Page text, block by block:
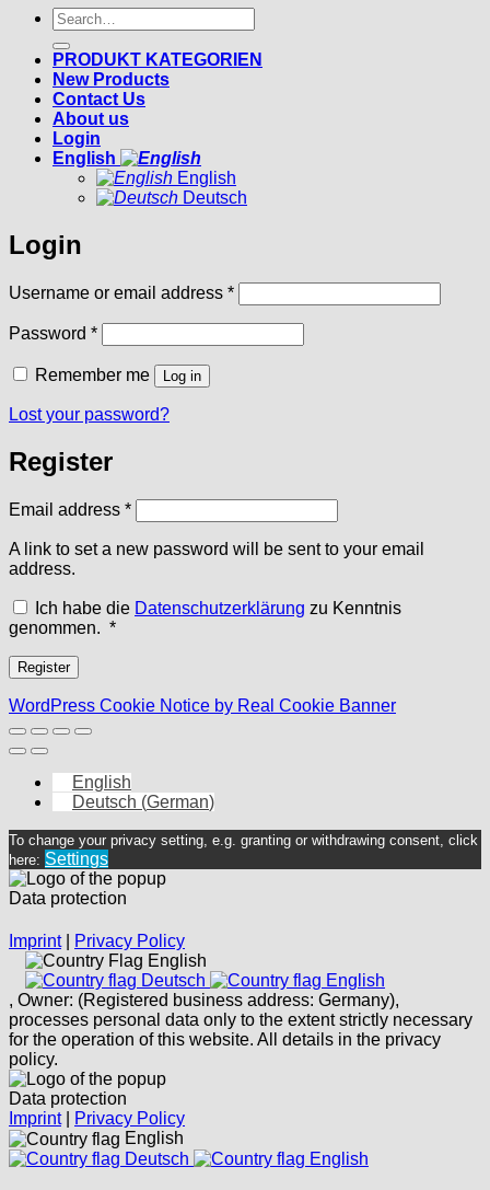
Search
for:
PRODUKT KATEGORIEN
New Products
Contact Us
About us
Login
English
English
Deutsch
Login
Username or email address *Required
Password *Required
Remember me Log in
Lost your password?
Register
Email address *Required
A link to set a new password will be sent to your email
address.
Ich habe die Datenschutzerklärung zu Kenntnis
genommen. *Required
Register
WordPress Cookie Notice by Real Cookie Banner
English
Deutsch (German)
To change your privacy setting, e.g. granting or withdrawing consent, click
here: Settings
Data protection
Imprint
Privacy Policy
English
Deutsch
English
, Owner: (Registered business address: Germany),
processes personal data only to the extent strictly necessary
for the operation of this website. All details in the privacy
policy.
Data protection
Imprint
Privacy Policy
English
Deutsch
English